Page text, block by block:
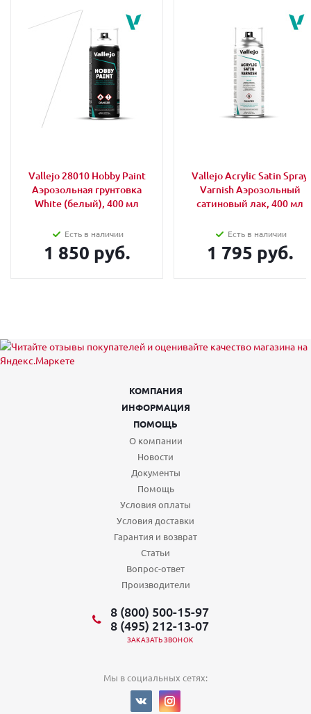
Vallejo 28010 Hobby Paint
Аэрозольная грунтовка
White (белый), 400 мл
Есть в наличии
1 850 руб.
Vallejo Acrylic Satin Spray
Varnish Аэрозольный
сатиновый лак, 400 мл
Есть в наличии
1 795 руб.
КОМПАНИЯ
ИНФОРМАЦИЯ
ПОМОЩЬ
О компании
Новости
Документы
Помощь
Условия оплаты
Условия доставки
Гарантия и возврат
Статьи
Вопрос-ответ
Производители
8 (800) 500-15-97
8 (495) 212-13-07
ЗАКАЗАТЬ ЗВОНОК
Мы в социальных сетях: